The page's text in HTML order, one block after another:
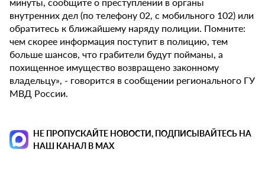
внутренних дел (по телефону 02, с мобильного 102) или
обратитесь к ближайшему наряду полиции. Помните:
чем скорее информация поступит в полицию, тем
больше шансов, что грабители будут пойманы, а
похищенное имущество возвращено законному
владельцу», - говорится в сообщении регионального ГУ
МВД России.
НЕ ПРОПУСКАЙТЕ НОВОСТИ, ПОДПИСЫВАЙТЕСЬ НА
НАШ КАНАЛ В MAX